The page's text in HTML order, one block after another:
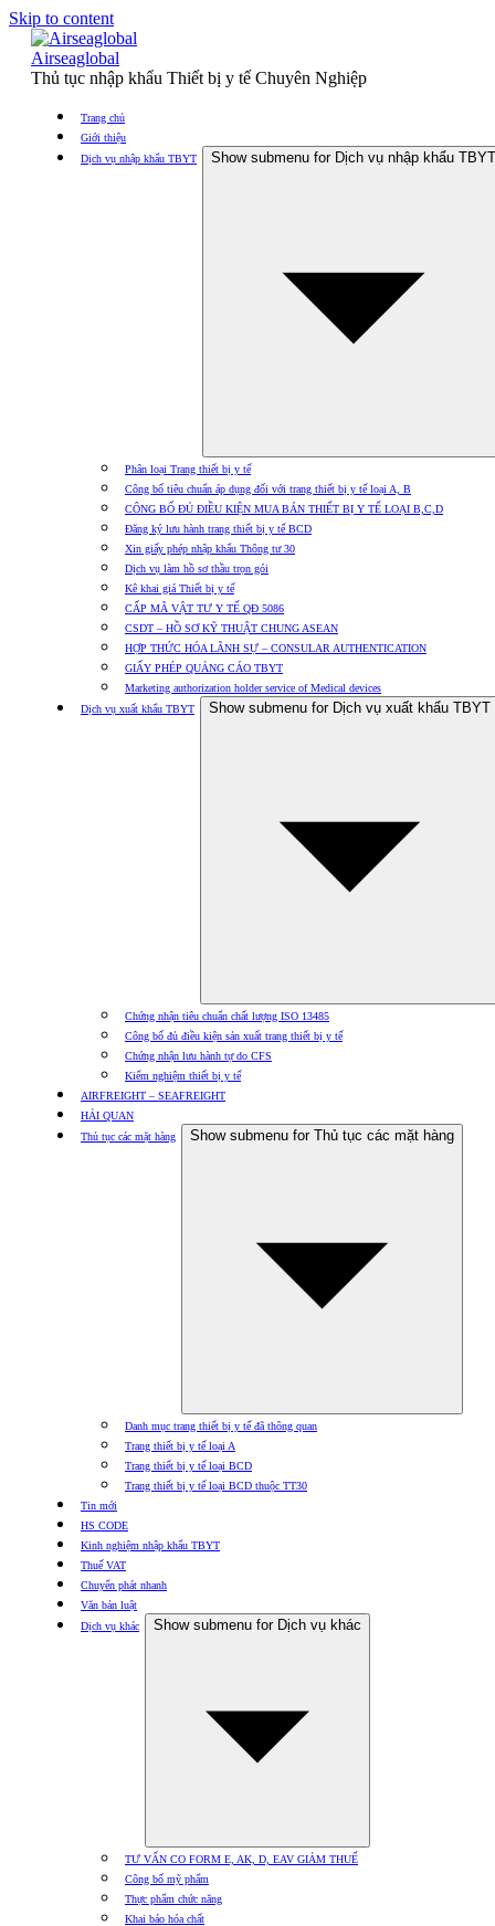
Skip to content
Airseaglobal
Thủ tục nhập khẩu Thiết bị y tế Chuyên Nghiệp
Trang chủ
Giới thiệu
Dịch vụ nhập khẩu TBYT
Show submenu for Dịch vụ nhập khẩu TBYT
Phân loại Trang thiết bị y tế
Công bố tiêu chuẩn áp dụng đối với trang thiết bị y tế loại A, B
CÔNG BỐ ĐỦ ĐIỀU KIỆN MUA BÁN THIẾT BỊ Y TẾ LOẠI B,C,D
Đăng ký lưu hành trang thiết bị y tế BCD
Xin giấy phép nhập khẩu Thông tư 30
Dịch vụ làm hồ sơ thầu trọn gói
Kê khai giá Thiết bị y tế
CẤP MÃ VẬT TƯ Y TẾ QĐ 5086
CSDT – HỒ SƠ KỸ THUẬT CHUNG ASEAN
HỢP THỨC HÓA LÃNH SỰ – CONSULAR AUTHENTICATION
GIẤY PHÉP QUẢNG CÁO TBYT
Marketing authorization holder service of Medical devices
Dịch vụ xuất khẩu TBYT
Show submenu for Dịch vụ xuất khẩu TBYT
Chứng nhận tiêu chuẩn chất lượng ISO 13485
Công bố đủ điều kiện sản xuất trang thiết bị y tế
Chứng nhận lưu hành tự do CFS
Kiểm nghiệm thiết bị y tế
AIRFREIGHT – SEAFREIGHT
HẢI QUAN
Thủ tục các mặt hàng
Show submenu for Thủ tục các mặt hàng
Danh mục trang thiết bị y tế đã thông quan
Trang thiết bị y tế loại A
Trang thiết bị y tế loại BCD
Trang thiết bị y tế loại BCD thuộc TT30
Tin mới
HS CODE
Kinh nghiệm nhập khẩu TBYT
Thuế VAT
Chuyển phát nhanh
Văn bản luật
Dịch vụ khác
Show submenu for Dịch vụ khác
TƯ VẤN CO FORM E, AK, D, EAV GIẢM THUẾ
Công bố mỹ phẩm
Thực phẩm chức năng
Khai báo hóa chất